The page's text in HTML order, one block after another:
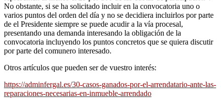
No obstante, si se ha solicitado incluir en la convocatoria uno o
varios puntos del orden del día y no se decidiera incluirlos por parte
de el Presidente siempre se puede acudir a la vía procesal,
presentando una demanda interesando la obligación de la
convocatoria incluyendo los puntos concretos que se quiera discutir
por parte del comunero interesado.
Otros artículos que pueden ser de vuestro interés:
https://adminfergal.es/30-casos-ganados-por-el-arrendatario-ante-las-
reparaciones-necesarias-en-inmueble-arrendado